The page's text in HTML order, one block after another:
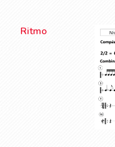
Ritmo